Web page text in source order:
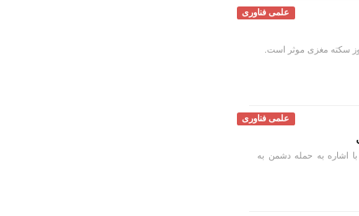
علمی فناوری
سکته مغزی موثر است.
علمی فناوری
اشاره به حمله دشمن به